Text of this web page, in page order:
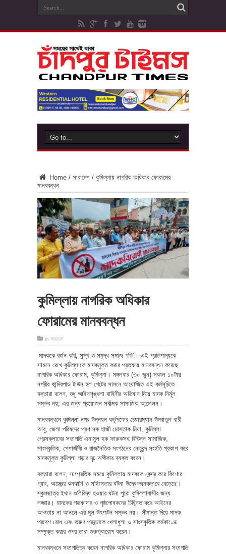
Home / সারাদেশ / কুমিল্লায় নাগরিক অধিকার ফোরামের
মানববন্ধন
কুমিল্লায় নাগরিক অধিকার
ফোরামের মানববন্ধন
in সারাদেশ
‘মাদককে বর্জন করি, সুস্থ ও সমৃদ্ধ সমাজ গড়ি’—এই প্রতিপাদ্যকে
সামনে রেখে কুমিল্লাকে মাদকমুক্ত করার প্রত্যয়ে মানববন্ধন করেছে
নাগরিক অধিকার ফোরাম, কুমিল্লা। মঙ্গলবার (৩০ জুন) সকাল ১০টায়
নগরীর কান্দিরপাড় টাউন হল গেটের সামনে আয়োজিত এই কর্মসূচিতে
বক্তারা বলেন, শুধু আইনশৃঙ্খলা বাহিনীর অভিযান দিয়ে মাদক নির্মূল
সম্ভব নয়; এর জন্য প্রয়োজন সর্বাত্মক সামাজিক আন্দোলন।
মানববন্ধনে কুমিল্লা নগর উন্নয়ন কর্তৃপক্ষের চেয়ারম্যান উদবাতুল বারী
আবু, জেলা পরিষদের প্রশাসক হাজী মোস্তাক মিয়া, কুমিল্লা
প্রেসক্লাবের সভাপতি এনামুল হক ফারুকসহ বিভিন্ন সামাজিক,
সাংস্কৃতিক, পেশাজীবী ও রাজনৈতিক সংগঠনের নেতৃবৃন্দ সংহতি প্রকাশ করে
মাদকমুক্ত কুমিল্লা গড়ার দৃঢ় অঙ্গীকার ব্যক্ত করেন।
বক্তারা বলেন, সাম্প্রতিক সময়ে কুমিল্লায় মাদককে কেন্দ্র করে কিশোর
গ্যাং, অস্ত্রের ঝনঝানি ও সহিংসতার ঘটনা উদ্বেগজনকভাবে বেড়েছে।
স্কুলছাত্র ইথান গুলিবিদ্ধ হওয়ার ঘটনা পুরো কুমিল্লাবাসীর জন্য
লজ্জার। মাদকের গডফাদার ও পৃষ্ঠপোষকদের চিহ্নিত করে আইনের
আওতায় না আনলে এর মূল উৎপাটন সম্ভব নয়। সীমান্ত দিয়ে মাদক
প্রবেশ রোধ এবং তরুণ প্রজন্মকে খেলাধুলা ও সাংস্কৃতিক কর্মকাণ্ডে
সম্পৃক্ত করার ওপর তারা গুরুত্বারোপ করেন।
মানববন্ধনে সভাপতিত্ব করেন নাগরিক অধিকার ফোরাম কুমিল্লার সভাপতি